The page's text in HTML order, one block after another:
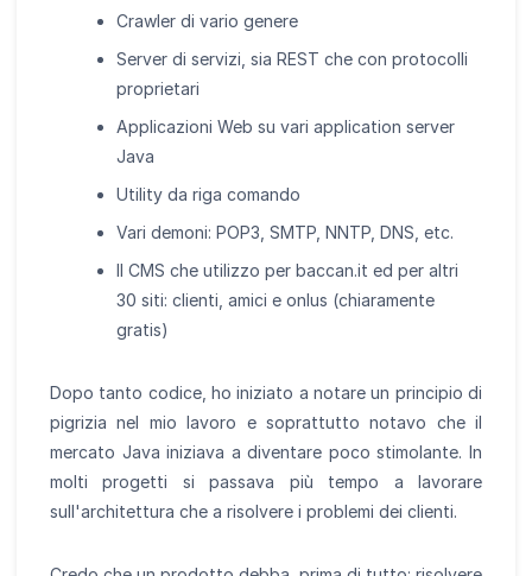
Crawler di vario genere
Server di servizi, sia REST che con protocolli
proprietari
Applicazioni Web su vari application server
Java
Utility da riga comando
Vari demoni: POP3, SMTP, NNTP, DNS, etc.
Il CMS che utilizzo per baccan.it ed per altri
30 siti: clienti, amici e onlus (chiaramente
gratis)
Dopo tanto codice, ho iniziato a notare un principio di
pigrizia nel mio lavoro e soprattutto notavo che il
mercato Java iniziava a diventare poco stimolante. In
molti progetti si passava più tempo a lavorare
sull'architettura che a risolvere i problemi dei clienti.